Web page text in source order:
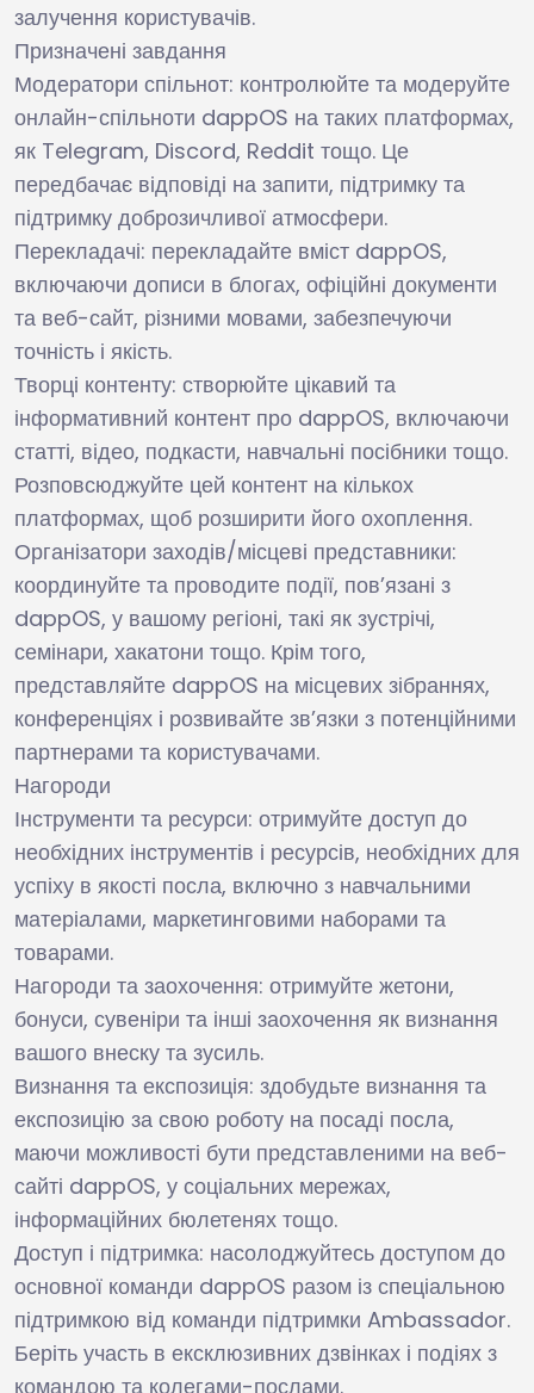
залучення користувачів.
Призначені завдання
Модератори спільнот: контролюйте та модеруйте
онлайн-спільноти dappOS на таких платформах,
як Telegram, Discord, Reddit тощо. Це
передбачає відповіді на запити, підтримку та
підтримку доброзичливої ​​атмосфери.
Перекладачі: перекладайте вміст dappOS,
включаючи дописи в блогах, офіційні документи
та веб-сайт, різними мовами, забезпечуючи
точність і якість.
Творці контенту: створюйте цікавий та
інформативний контент про dappOS, включаючи
статті, відео, подкасти, навчальні посібники тощо.
Розповсюджуйте цей контент на кількох
платформах, щоб розширити його охоплення.
Організатори заходів/місцеві представники:
координуйте та проводите події, пов’язані з
dappOS, у вашому регіоні, такі як зустрічі,
семінари, хакатони тощо. Крім того,
представляйте dappOS на місцевих зібраннях,
конференціях і розвивайте зв’язки з потенційними
партнерами та користувачами.
Нагороди
Інструменти та ресурси: отримуйте доступ до
необхідних інструментів і ресурсів, необхідних для
успіху в якості посла, включно з навчальними
матеріалами, маркетинговими наборами та
товарами.
Нагороди та заохочення: отримуйте жетони,
бонуси, сувеніри та інші заохочення як визнання
вашого внеску та зусиль.
Визнання та експозиція: здобудьте визнання та
експозицію за свою роботу на посаді посла,
маючи можливості бути представленими на веб-
сайті dappOS, у соціальних мережах,
інформаційних бюлетенях тощо.
Доступ і підтримка: насолоджуйтесь доступом до
основної команди dappOS разом із спеціальною
підтримкою від команди підтримки Ambassador.
Беріть участь в ексклюзивних дзвінках і подіях з
командою та колегами-послами.